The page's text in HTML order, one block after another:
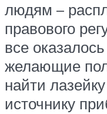
людям –
правового
все
желающие
найти
источнику